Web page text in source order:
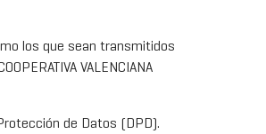
los que sean transmitidos
VALENCIANA
de Datos (DPD).